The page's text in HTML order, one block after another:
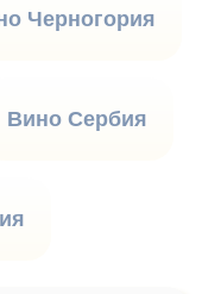
Черногория
Вино Сербия